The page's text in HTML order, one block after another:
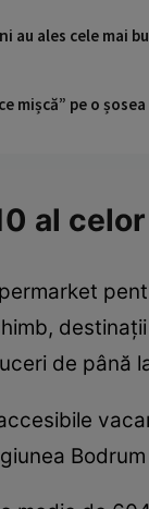
au ales cele mai
mișcă” pe o
al
de până